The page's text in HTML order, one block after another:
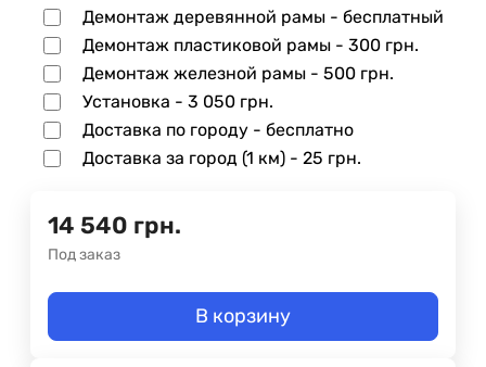
Демонтаж деревянной рамы - бесплатный
Демонтаж пластиковой рамы - 300 грн.
Демонтаж железной рамы - 500 грн.
Установка - 3 050 грн.
Доставка по городу - бесплатно
Доставка за город (1 км) - 25 грн.
14 540 грн.
Под заказ
В корзину